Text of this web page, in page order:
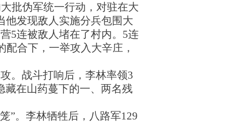
批伪军统一行动，对驻在大
他发现敌人实施分兵包围大
5连被敌人堵在了村内。5连
合下，一举攻入大辛庄，
。战斗打响后，李林率领3
藏在山药蔓下的一、两名残
”。李林牺牲后，八路军129